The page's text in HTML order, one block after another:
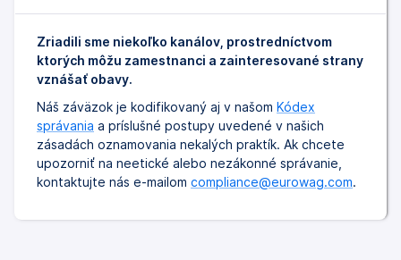
Zriadili sme niekoľko kanálov, prostredníctvom
ktorých môžu zamestnanci a zainteresované strany
vznášať obavy.
Náš záväzok je kodifikovaný aj v našom Kódex
správania a príslušné postupy uvedené v našich
zásadách oznamovania nekalých praktík. Ak chcete
upozorniť na neetické alebo nezákonné správanie,
kontaktujte nás e-mailom compliance@eurowag.com.